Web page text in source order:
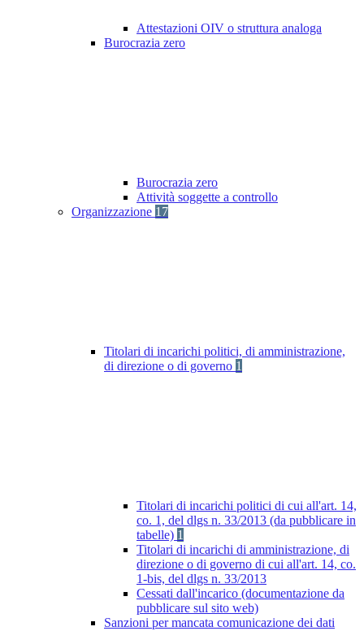
Attestazioni OIV o struttura analoga
Burocrazia zero
Burocrazia zero
Attività soggette a controllo
Organizzazione 17
Titolari di incarichi politici, di amministrazione,
di direzione o di governo 1
Titolari di incarichi politici di cui all'art. 14,
co. 1, del dlgs n. 33/2013 (da pubblicare in
tabelle) 1
Titolari di incarichi di amministrazione, di
direzione o di governo di cui all'art. 14, co.
1-bis, del dlgs n. 33/2013
Cessati dall'incarico (documentazione da
pubblicare sul sito web)
Sanzioni per mancata comunicazione dei dati